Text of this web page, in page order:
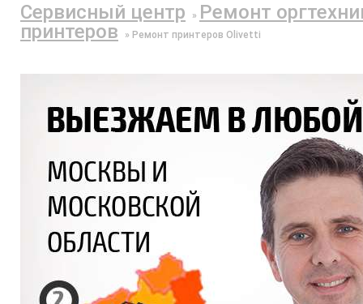
Сервисный центр » Ремонт
принтеров
» Ремонт принтеров Olivetti